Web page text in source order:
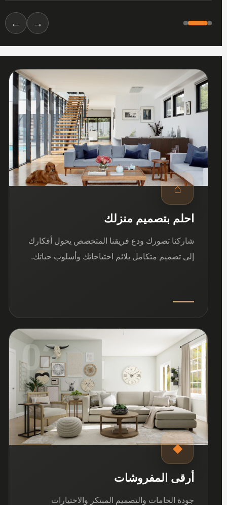
→
←
01
⌂
احلم بتصميم منزلك
شاركنا تصورك ودع فريقنا المتخصص يحول أفكارك
إلى تصميم متكامل يلائم احتياجاتك وأسلوب حياتك.
02
◆
أرقى المفروشات
جودة الخامات والتصميم المبتكر والاختيارات